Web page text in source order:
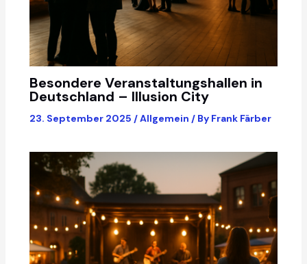
Besondere Veranstaltungshallen in
Deutschland – Illusion City
23. September 2025 /Allgemein / By Frank Färber